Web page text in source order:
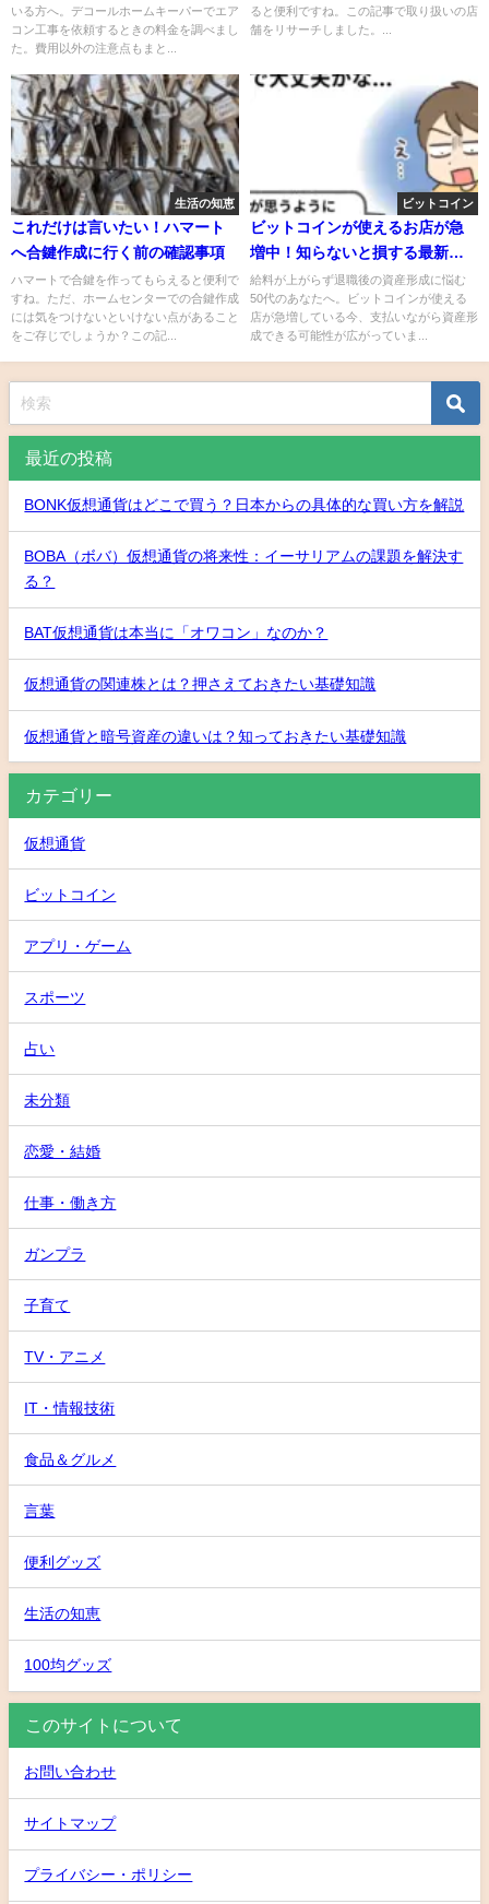
紹介
いる方へ。デコールホームキーパーでエア
コン工事を依頼するときの料金を調べまし
た。費用以外の注意点もまと...
ると便利ですね。この記事で取り扱いの店
舗をリサーチしました。...
生活の知恵
これだけは言いたい！ハマート
へ合鍵作成に行く前の確認事項
ハマートで合鍵を作ってもらえると便利で
すね。ただ、ホームセンターでの合鍵作成
には気をつけないといけない点があること
をご存じでしょうか？この記...
ビットコイン
ビットコインが使えるお店が急
増中！知らないと損する最新決
済事情
給料が上がらず退職後の資産形成に悩む
50代のあなたへ。ビットコインが使える
店が急増している今、支払いながら資産形
成できる可能性が広がっていま...
最近の投稿
BONK仮想通貨はどこで買う？日本からの具体的な買い方を解説
BOBA（ボバ）仮想通貨の将来性：イーサリアムの課題を解決す
る？
BAT仮想通貨は本当に「オワコン」なのか？
仮想通貨の関連株とは？押さえておきたい基礎知識
仮想通貨と暗号資産の違いは？知っておきたい基礎知識
カテゴリー
仮想通貨
ビットコイン
アプリ・ゲーム
スポーツ
占い
未分類
恋愛・結婚
仕事・働き方
ガンプラ
子育て
TV・アニメ
IT・情報技術
食品＆グルメ
言葉
便利グッズ
生活の知恵
100均グッズ
このサイトについて
お問い合わせ
サイトマップ
プライバシー・ポリシー